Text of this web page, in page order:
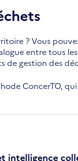
? Vous
entre tous
de gestion des
ConcerTO,
intelligence